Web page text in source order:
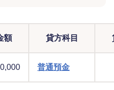
額 貸方科目
普通預金